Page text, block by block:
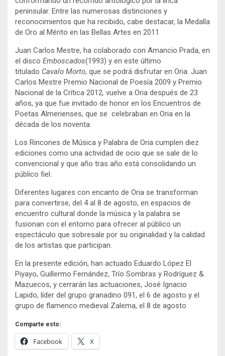
peninsular. Entre las numerosas distinciones y
reconocimientos que ha recibido, cabe destacar, la Medalla
de Oro al Mérito en las Bellas Artes en 2011.
Juan Carlos Mestre, ha colaborado con Amancio Prada, en
el disco Emboscados(1993) y en este último
titulado Cavalo Morto, que se podrá disfrutar en Oria. Juan
Carlos Mestre Premio Nacional de Poesía 2009 y Premio
Nacional de la Crítica 2012, vuelve a Oria después de 23
años, ya que fue invitado de honor en los Encuentros de
Poetas Almerienses, que se celebraban en Oria en la
década de los noventa.
Los Rincones de Música y Palabra de Oria cumplen diez
ediciones como una actividad de ocio que se sale de lo
convencional y que año tras año está consolidando un
público fiel.
Diferentes lugares con encanto de Oria se transforman
para convertirse, del 4 al 8 de agosto, en espacios de
encuentro cultural donde la música y la palabra se
fusionan con el entorno para ofrecer al público un
espectáculo que sobresale por su originalidad y la calidad
de los artistas que participan.
En la presente edición, han actuado Eduardo López El
Piyayo, Guillermo Fernández, Trío Sombras y Rodríguez &
Mazuecos, y cerrarán las actuaciones, José Ignacio
Lapido, líder del grupo granadino 091, el 6 de agosto y el
grupo de flamenco medieval Zalema, el 8 de agosto
Comparte esto:
Facebook X